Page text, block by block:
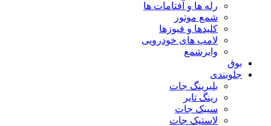
رله ها و آفتامات ها
شمع موتور
کلیدها و فیوزها
لامپ های خودرویی
وایرشمع
بوق
جلوبندی
بلبرینگ جات
رینگ تایر
سیبک جات
لاستیک جات